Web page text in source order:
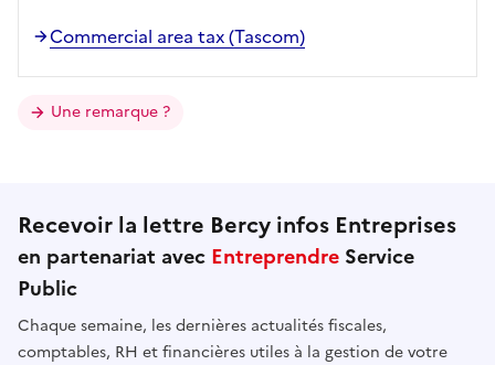
Commercial area tax (Tascom)
Une remarque ?
Recevoir la lettre Bercy infos Entreprises
en partenariat avec Entreprendre Service
Public
Chaque semaine, les dernières actualités fiscales,
comptables, RH et financières utiles à la gestion de votre